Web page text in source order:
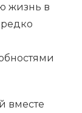
жизнь в
вместе